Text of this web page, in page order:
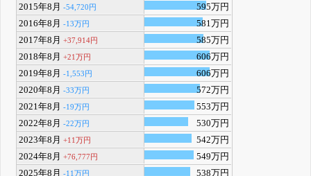
2015年8月-54,720円
595万円
2016年8月-13万円
581万円
2017年8月+37,914円
585万円
2018年8月+21万円
606万円
2019年8月-1,553円
606万円
2020年8月-33万円
572万円
2021年8月-19万円
553万円
2022年8月-22万円
530万円
2023年8月+11万円
542万円
2024年8月+76,777円
549万円
2025年8月-11万円 538万円